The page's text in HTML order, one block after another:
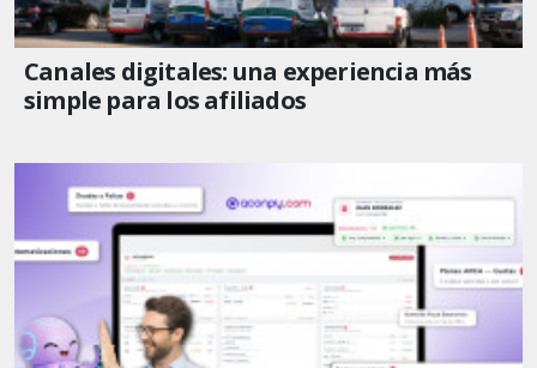
Canales digitales: una experiencia más
simple para los afiliados